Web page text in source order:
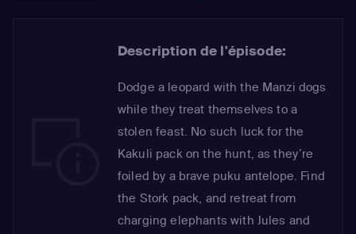
Description de l'épisode:
Dodge a leopard with the Manzi dogs
while they treat themselves to a
stolen feast. No such luck for the
Kakuli pack on the hunt, as they’re
foiled by a brave puku antelope. Find
the Stork pack, and retreat from
charging elephants with Jules and